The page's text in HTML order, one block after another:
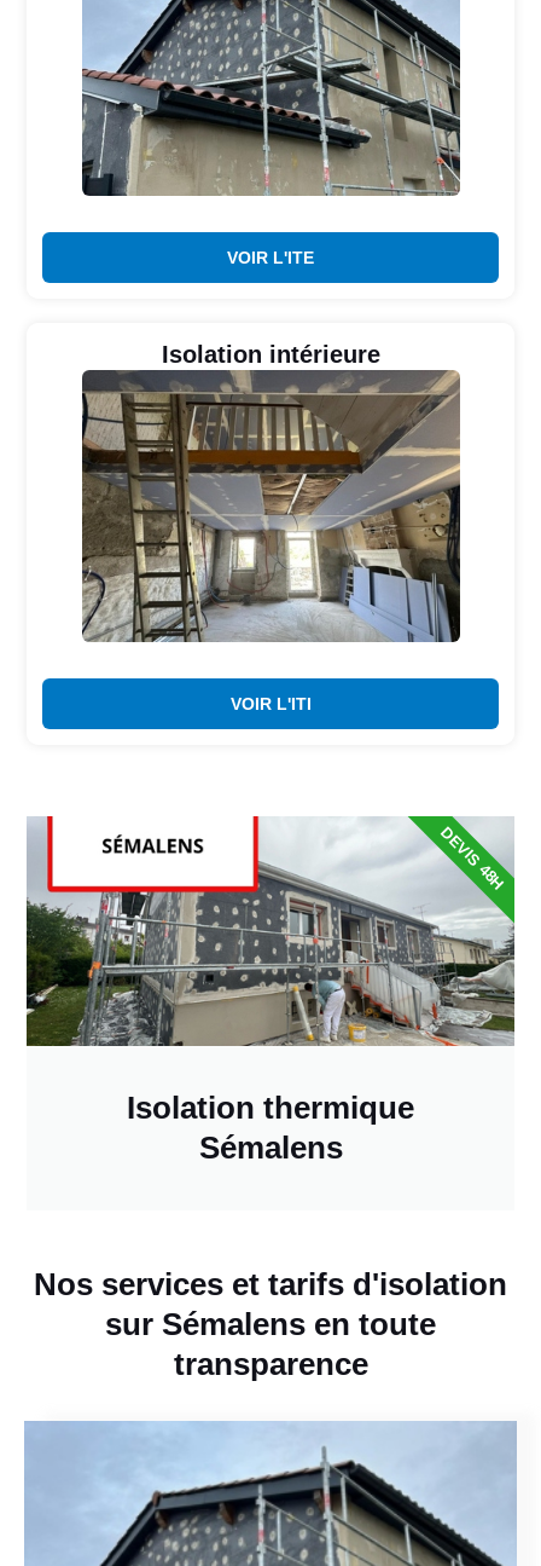
VOIR L'ITE
Isolation intérieure
VOIR L'ITI
Isolation thermique
Sémalens
DEVIS 48H
Nos services et tarifs d'isolation
sur Sémalens en toute
transparence